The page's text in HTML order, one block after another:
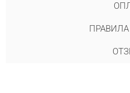
ПРАВИЛА